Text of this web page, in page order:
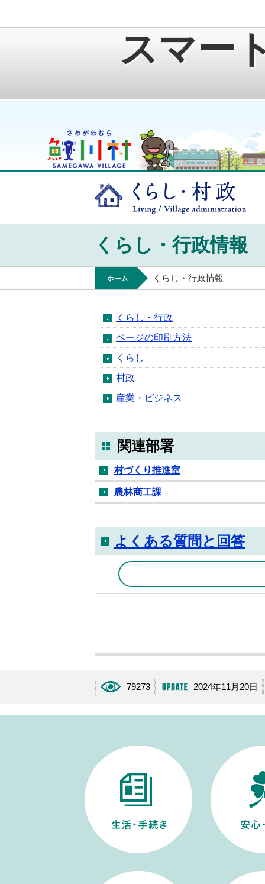
スマー
鮫川村公式ホームページ
くらし・行政情報
ホーム
くらし・行政情報
くらし・行政
ページの印刷方法
くらし
村政
産業・ビジネス
関連部署
村づくり推進室
農林商工課
よくある質問と回答
79273 2024年11月20日
生活・手続き
仕事・産業